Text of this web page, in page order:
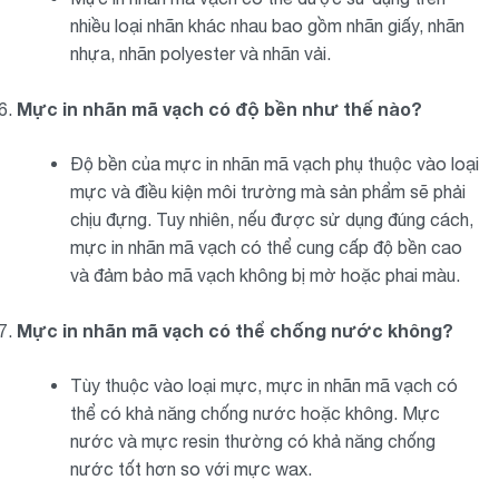
nhiều loại nhãn khác nhau bao gồm nhãn giấy, nhãn
nhựa, nhãn polyester và nhãn vải.
Mực in nhãn mã vạch có độ bền như thế nào?
Độ bền của mực in nhãn mã vạch phụ thuộc vào loại
mực và điều kiện môi trường mà sản phẩm sẽ phải
chịu đựng. Tuy nhiên, nếu được sử dụng đúng cách,
mực in nhãn mã vạch có thể cung cấp độ bền cao
và đảm bảo mã vạch không bị mờ hoặc phai màu.
Mực in nhãn mã vạch có thể chống nước không?
Tùy thuộc vào loại mực, mực in nhãn mã vạch có
thể có khả năng chống nước hoặc không. Mực
nước và mực resin thường có khả năng chống
nước tốt hơn so với mực wax.